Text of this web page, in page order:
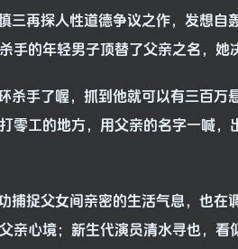
三再探人性道德争议之作，发想
手的年轻男子顶替了父亲之名，她
手了喔，抓到他就可以有三百万
零工的地方，用父亲的名字一喊
捉父女间亲密的生活气息，也在
亲心境；新生代演员清水寻也，看